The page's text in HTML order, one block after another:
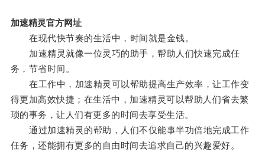
加速精灵官方网址
在现代快节奏的生活中，时间就是金钱。
加速精灵就像一位灵巧的助手，帮助人们快速完成任
务，节省时间。
在工作中，加速精灵可以帮助提高生产效率，让工作变
得更加高效快捷；在生活中，加速精灵可以帮助人们省去繁
琐的事务，让人们有更多的时间去享受生活。
通过加速精灵的帮助，人们不仅能事半功倍地完成工作
任务，还能拥有更多的自由时间去追求自己的兴趣爱好。